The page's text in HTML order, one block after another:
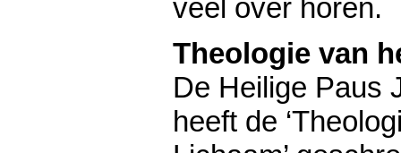
veel over horen.
Theologie van
De Heilige Paus
heeft de